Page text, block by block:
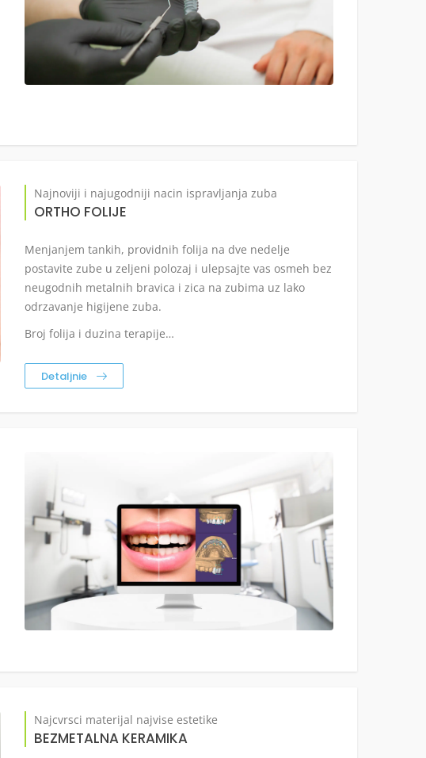
Najnoviji i najugodniji nacin ispravljanja zuba
ORTHO FOLIJE
Menjanjem tankih, providnih folija na dve nedelje
postavite zube u zeljeni polozaj i ulepsajte vas osmeh bez
neugodnih metalnih bravica i zica na zubima uz lako
odrzavanje higijene zuba.
Broj folija i duzina terapije…
Detaljnie
Najcvrsci materijal najvise estetike
BEZMETALNA KERAMIKA